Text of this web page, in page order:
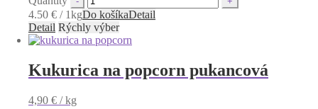
4.50 € / 1kgDo košíkaDetail
Detail Rýchly výber
Kukurica na popcorn pukancová
4,90 € / kg